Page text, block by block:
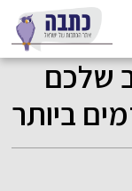
שלכם
ביותר